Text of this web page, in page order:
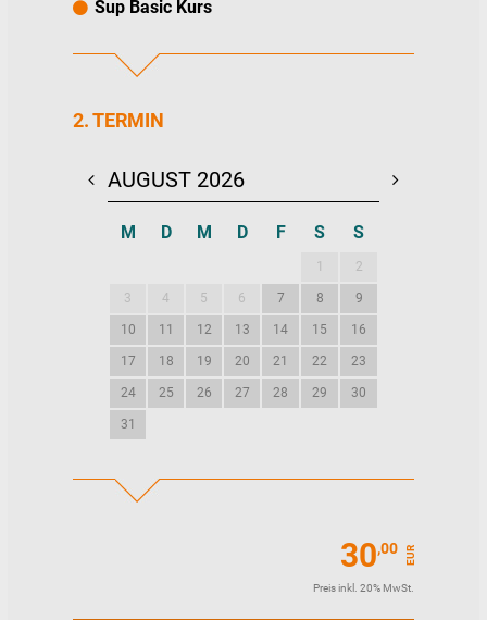
Sup Basic Kurs
2. TERMIN
AUGUST 2026
M D M D F S S
1 2
3 4 5 6 7 8 9
10 11 12 13 14 15 16
17 18 19 20 21 22 23
24 25 26 27 28 29 30
31
30,00 EUR
Preis inkl. 20% MwSt.